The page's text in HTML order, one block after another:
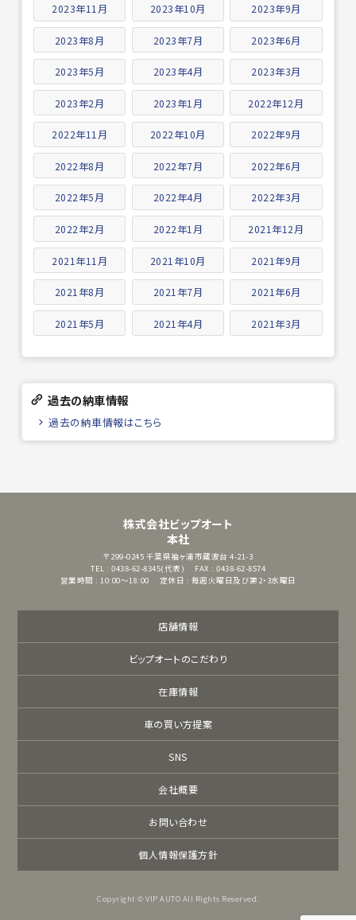
2023年11月 2023年10月 2023年9月
2023年8月 2023年7月 2023年6月
2023年5月 2023年4月 2023年3月
2023年2月 2023年1月 2022年12月
2022年11月 2022年10月 2022年9月
2022年8月 2022年7月 2022年6月
2022年5月 2022年4月 2022年3月
2022年2月 2022年1月 2021年12月
2021年11月 2021年10月 2021年9月
2021年8月 2021年7月 2021年6月
2021年5月 2021年4月 2021年3月
過去の納車情報
過去の納車情報はこちら
株式会社ビップオート
本社
〒299-0245 千葉県袖ヶ浦市蔵波台 4-21-3
TEL : 0438-62-8345(代表)
FAX : 0438-62-8574
営業時間 : 10:00～18:00
定休日 : 毎週火曜日及び第2・3水曜日
店舗情報
ビップオートのこだわり
在庫情報
車の買い方提案
SNS
会社概要
お問い合わせ
個人情報保護方針
Copyright © VIP AUTO All Rights Reserved.